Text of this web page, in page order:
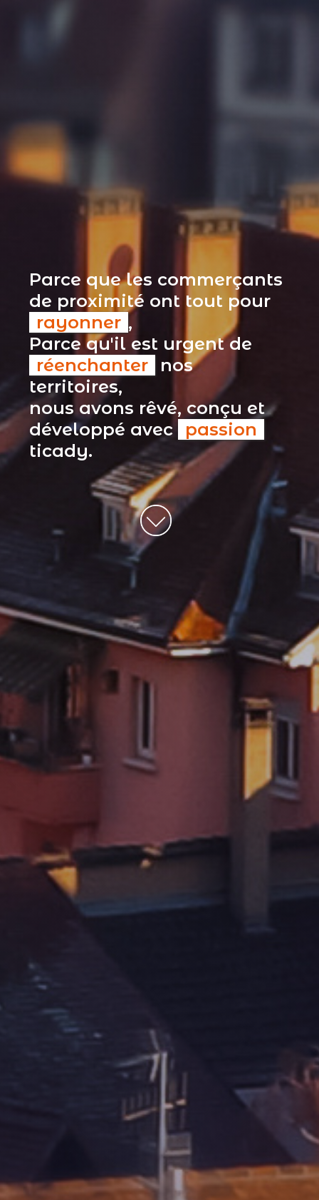
Parce que les commerçants
de proximité ont tout pour
rayonner ,
Parce qu'il est urgent de
réenchanter
nos
territoires,
nous avons rêvé, conçu et
développé avec passion
ticady.